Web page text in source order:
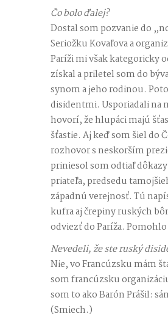
Čo bolo ďalej?
Dostal som pozvanie do
Seriožku Kovaľova a
Paríži mi však kategoricky
získal a priletel som do
synom a jeho rodinou.
disidentmi. Usporiadali na
hovorí, že hlupáci majú
šťastie. Aj keď som šiel do
rozhovor s neskorším
priniesol som odtiaľ
priateľa, predsedu
západnú verejnosť. Tú
kufra aj črepiny ruských
odviezť do Paríža.
Nevedeli, že ste ruský
Nie, vo Francúzsku mám
som francúzsku
som to ako Barón Prášil:
(Smiech.)